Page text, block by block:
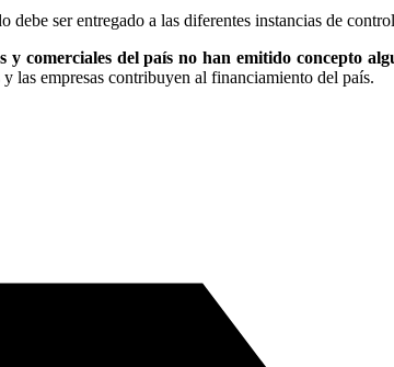
debe ser entregado a las diferentes instancias de
y comerciales del país no han emitido concepto
las empresas contribuyen al financiamiento del país.